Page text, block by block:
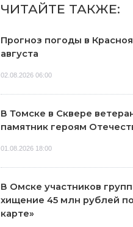
ЧИТАЙТЕ ТАКЖЕ:
Прогноз погоды в
августа
02.08.2026 06:00
В Томске в Сквере
памятник героям
01.08.2026 18:00
В Омске участников
хищение 45 млн рублей
карте»